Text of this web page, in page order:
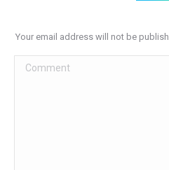
Your email address will not be
Comment